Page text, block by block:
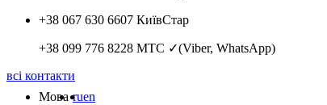
+38 067 630 6607 КиївСтар
+38 099 776 8228 МТС ✓(Viber, WhatsApp)
всі контакти
Мова ruen